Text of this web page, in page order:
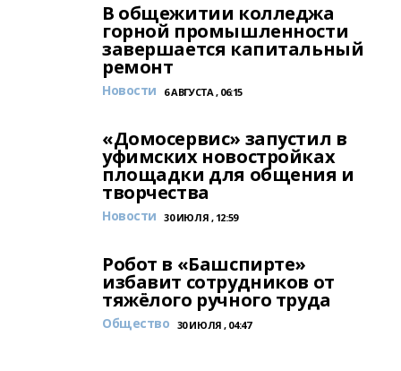
В общежитии колледжа
горной промышленности
завершается капитальный
ремонт
Новости 6 АВГУСТА , 06:15
«Домосервис» запустил в
уфимских новостройках
площадки для общения и
творчества
Новости 30 ИЮЛЯ , 12:59
Робот в «Башспирте»
избавит сотрудников от
тяжёлого ручного труда
Общество 30 ИЮЛЯ , 04:47